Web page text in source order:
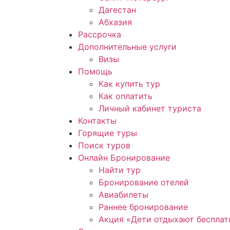
Дагестан
Абхазия
Рассрочка
Дополнительные услуги
Визы
Помощь
Как купить тур
Как оплатить
Личный кабинет туриста
Контакты
Горящие туры
Поиск туров
Онлайн Бронирование
Найти тур
Бронирование отелей
Авиабилеты
Раннее бронирование
Акция «Дети отдыхают